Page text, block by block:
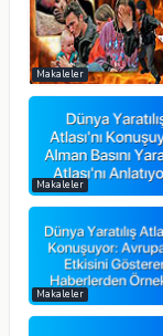
Makaleler
Makaleler
Makaleler